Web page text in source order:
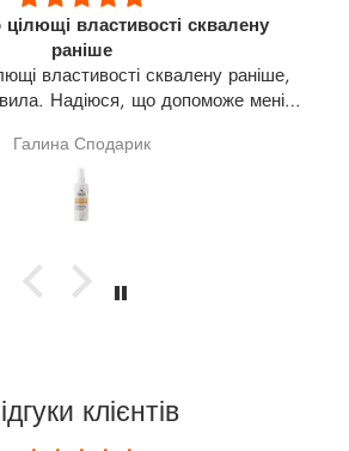
властивості сквалену
раніше
властивості сквалену раніше,
Надіюся, що допоможе мені в
говорити зарано.
Галина Сподарик
клієнтів